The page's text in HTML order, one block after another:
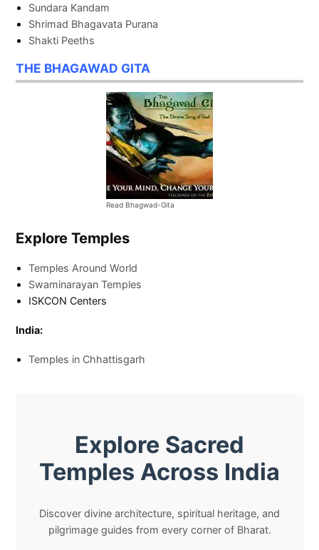
Sundara Kandam
Shrimad Bhagavata Purana
Shakti Peeths
THE BHAGAWAD GITA
Read Bhagwad-Gita
Explore Temples
Temples Around World
Swaminarayan Temples
ISKCON Centers
India:
Temples in Chhattisgarh
Explore Sacred
Temples Across India
Discover divine architecture, spiritual heritage, and
pilgrimage guides from every corner of Bharat.